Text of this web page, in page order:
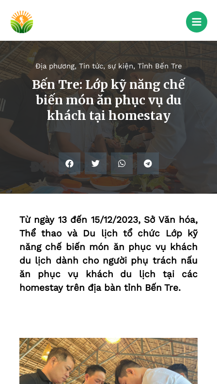
Địa phương, Tin tức, sự kiện, Tỉnh Bến Tre
Bến Tre: Lớp kỹ năng chế
biến món ăn phục vụ du
khách tại homestay
Từ ngày 13 đến 15/12/2023, Sở Văn hóa,
Thể thao và Du lịch tổ chức Lớp kỹ
năng chế biến món ăn phục vụ khách
du lịch dành cho người phụ trách nấu
ăn phục vụ khách du lịch tại các
homestay trên địa bàn tỉnh Bến Tre.